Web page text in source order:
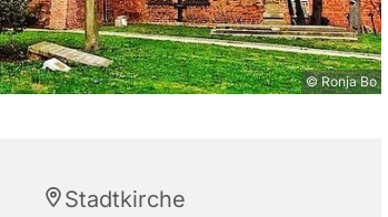
© Ronja Bo
Stadtkirche